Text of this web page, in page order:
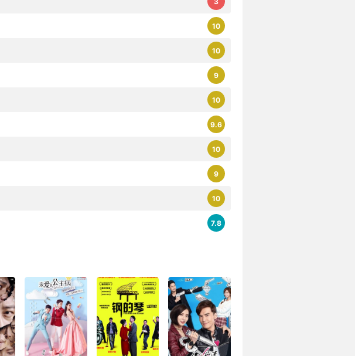
7.8
10
9
10
9.6
10
9
10
10